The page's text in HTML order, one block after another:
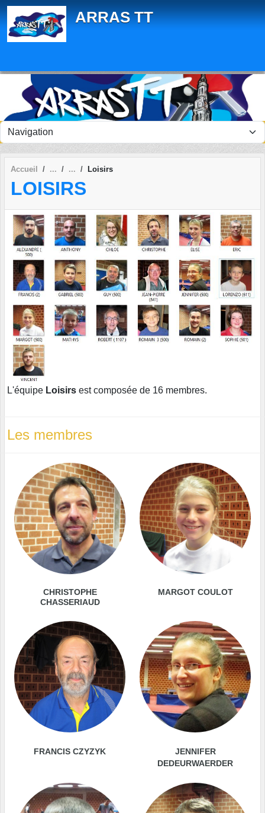
ARRAS TT
Accueil Loisirs
LOISIRS
L'équipe Loisirs est composée de 16 membres.
Les membres
CHRISTOPHE
CHASSERIAUD
MARGOT COULOT
FRANCIS CZYZYK
JENNIFER
DEDEURWAERDER
Panneau de gestion des cookies